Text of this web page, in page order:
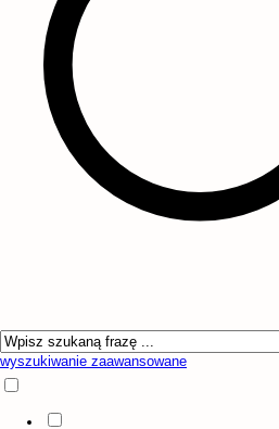
wyszukiwanie zaawansowane